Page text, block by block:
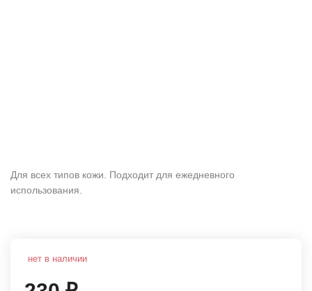
Для всех типов кожи. Подходит для ежедневного
использования.
нет в наличии